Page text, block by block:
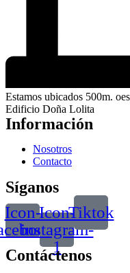
Estamos ubicados 500m.
Edificio Doña Lolita
Información
Nosotros
Contacto
Síganos
Icon-Icon-
instagram-
1
Tiktok
Contáctenos